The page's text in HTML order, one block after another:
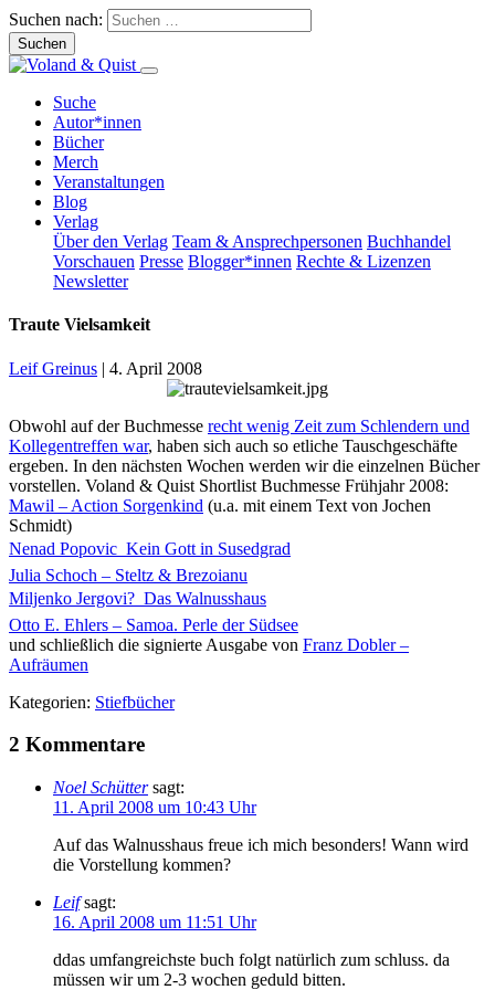
Suchen nach:
Suche
Autor*innen
Bücher
Merch
Veranstaltungen
Blog
Verlag
Über den Verlag Team & Ansprechpersonen Buchhandel
Vorschauen Presse Blogger*innen Rechte & Lizenzen
Newsletter
Traute Vielsamkeit
Leif Greinus | 4. April 2008
Obwohl auf der Buchmesse recht wenig Zeit zum Schlendern und
Kollegentreffen war, haben sich auch so etliche Tauschgeschäfte
ergeben. In den nächsten Wochen werden wir die einzelnen Bücher
vorstellen. Voland & Quist Shortlist Buchmesse Frühjahr 2008:
Mawil – Action Sorgenkind (u.a. mit einem Text von Jochen
Schmidt)
Nenad Popovic  Kein Gott in Susedgrad
Julia Schoch – Steltz & Brezoianu
Miljenko Jergovi?  Das Walnusshaus
Otto E. Ehlers – Samoa. Perle der Südsee
und schließlich die signierte Ausgabe von Franz Dobler –
Aufräumen
Kategorien: Stiefbücher
2 Kommentare
Noel Schütter sagt:
11. April 2008 um 10:43 Uhr
Auf das Walnusshaus freue ich mich besonders! Wann wird
die Vorstellung kommen?
Leif sagt:
16. April 2008 um 11:51 Uhr
ddas umfangreichste buch folgt natürlich zum schluss. da
müssen wir um 2-3 wochen geduld bitten.